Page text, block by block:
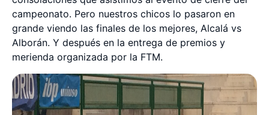
campeonato. Pero nuestros chicos lo pasaron en
grande viendo las finales de los mejores, Alcalá vs
Alborán. Y después en la entrega de premios y
merienda organizada por la FTM.